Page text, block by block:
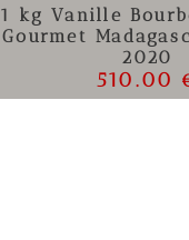
1 kg Vanille
Gourmet
2020
510.00